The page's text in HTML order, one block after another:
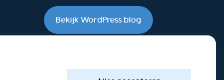
Bekijk WordPress blog